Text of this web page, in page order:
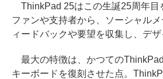
ThinkPad 25はこの生誕25周年目
ファンや支持者から、ソーシャル
ィードバックや要望を収集し、デザ
最大の特徴は、かつての
キーボードを復刻させた点。